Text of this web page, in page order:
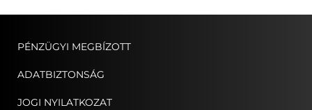
PÉNZÜGYI MEGBÍZOTT
ADATBIZTONSÁG
JOGI NYILATKOZAT